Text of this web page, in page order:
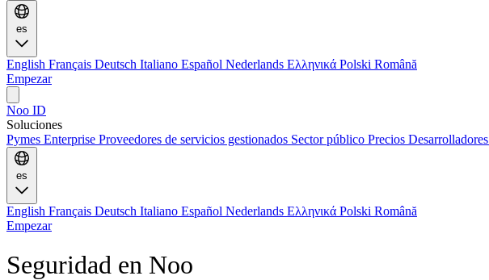
es
English Français Deutsch Italiano Español Nederlands Ελληνικά Polski Română
Empezar
Noo ID
Soluciones
Pymes Enterprise Proveedores de servicios gestionados Sector público Precios Desarrolladores
es
English Français Deutsch Italiano Español Nederlands Ελληνικά Polski Română
Empezar
Seguridad en Noo